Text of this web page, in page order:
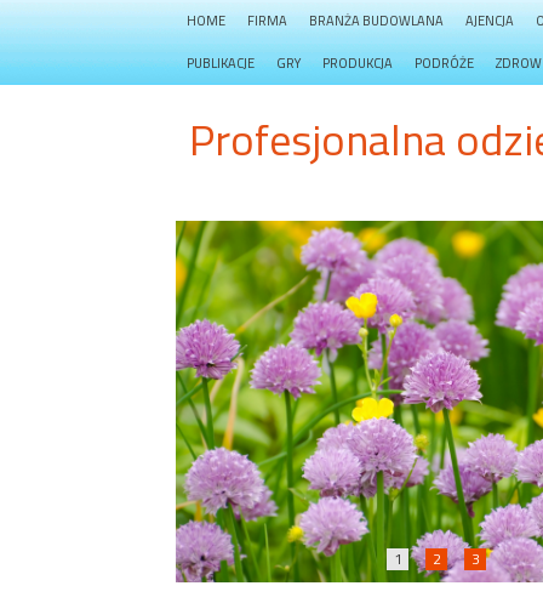
HOME FIRMA BRANŻA BUDOWLANA AJENCJA
PUBLIKACJE GRY PRODUKCJA PODRÓŻE
Profesjonalna
1 2 3